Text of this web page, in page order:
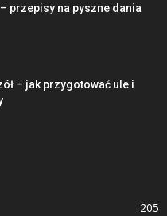
przepisy na pyszne dania
– jak przygotować ule i
205